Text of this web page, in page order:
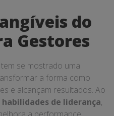
do
Gestores
tem se mostrado uma
a forma como
e alcançam resultados. Ao
habilidades de liderança,